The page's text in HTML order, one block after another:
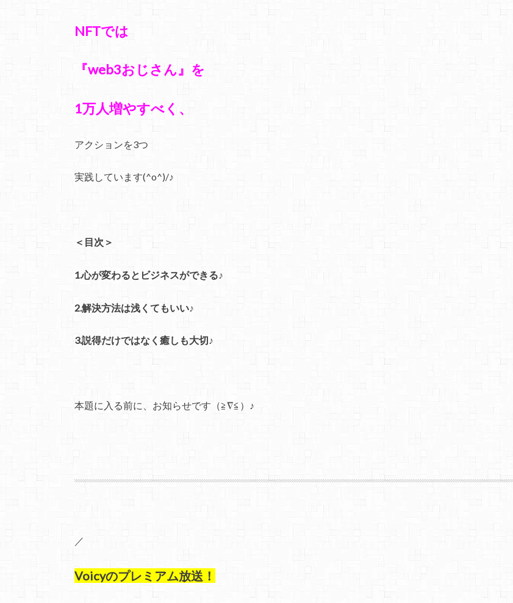
NFTでは
『web3おじさん』を
1万人増やすべく、
アクションを3つ
実践しています(^o^)/♪
＜目次＞
1.心が変わるとビジネスができる♪
2.解決方法は浅くてもいい♪
3.説得だけではなく癒しも大切♪
本題に入る前に、お知らせです（≧∇≦）♪
／
Voicyのプレミアム放送！